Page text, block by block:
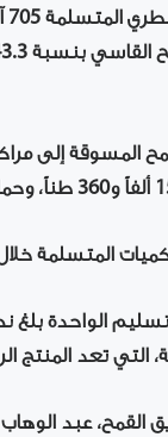
التي تعد المنتج